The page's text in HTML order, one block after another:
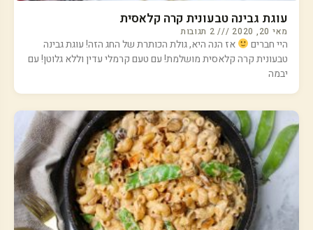
עוגת גבינה טבעונית קרה קלאסית
מאי 20, 2020 2 תגובות
היי חברים
אז הנה היא, גולת הכותרת של החג הזה! עוגת גבינה
טבעונית קרה קלאסית מושלמת! עם טעם קרמלי עדין וללא גלוטן! עם
יבמה